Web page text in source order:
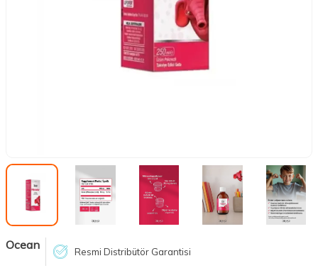
Ocean Resmi Distribütör Garantisi